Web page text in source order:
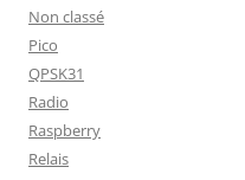
Non classé
Pico
QPSK31
Radio
Raspberry
Relais